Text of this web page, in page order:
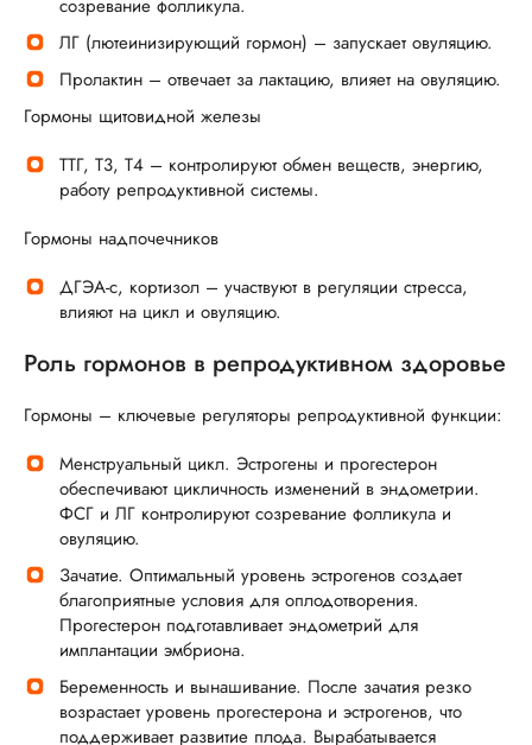
созревание фолликула.
ЛГ (лютеинизирующий гормон) – запускает овуляцию.
Пролактин – отвечает за лактацию, влияет на овуляцию.
Гормоны щитовидной железы
ТТГ, Т3, Т4 – контролируют обмен веществ, энергию,
работу репродуктивной системы.
Гормоны надпочечников
ДГЭА-с, кортизол – участвуют в регуляции стресса,
влияют на цикл и овуляцию.
Роль гормонов в репродуктивном здоровье
Гормоны – ключевые регуляторы репродуктивной функции:
Менструальный цикл. Эстрогены и прогестерон
обеспечивают цикличность изменений в эндометрии.
ФСГ и ЛГ контролируют созревание фолликула и
овуляцию.
Зачатие. Оптимальный уровень эстрогенов создает
благоприятные условия для оплодотворения.
Прогестерон подготавливает эндометрий для
имплантации эмбриона.
Беременность и вынашивание. После зачатия резко
возрастает уровень прогестерона и эстрогенов, что
поддерживает развитие плода. Вырабатывается